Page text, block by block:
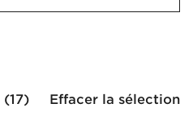
(17) Effacer la sélection